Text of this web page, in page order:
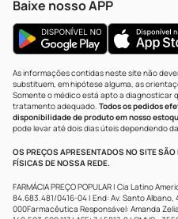
Baixe nosso APP
As informações contidas neste site não
substituem, em hipótese alguma, as
Somente o médico está apto a diagnosticar
tratamento adequado. Todos os pedidos
disponibilidade de produto em nosso
pode levar até dois dias úteis dependendo
OS PREÇOS APRESENTADOS NO SITE
FÍSICAS DE NOSSA REDE.
FARMÁCIA PREÇO POPULAR | Cia Latino
84.683.481/0416-04 | End: Av. Santo Albano,
000Farmacêutica Responsável: Amanda